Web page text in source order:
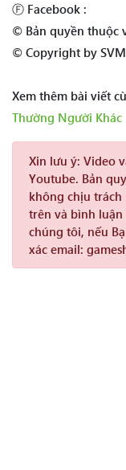
Ⓕ Facebook :
© Bản quyền thuộc
© Copyright by
Xem thêm bài viết
Thường Người Khác
Xin lưu ý: Video
Youtube. Bản
không chịu
trên và bình
chúng tôi, nếu
xác email: